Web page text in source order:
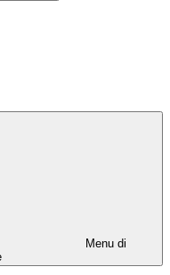
Menu di